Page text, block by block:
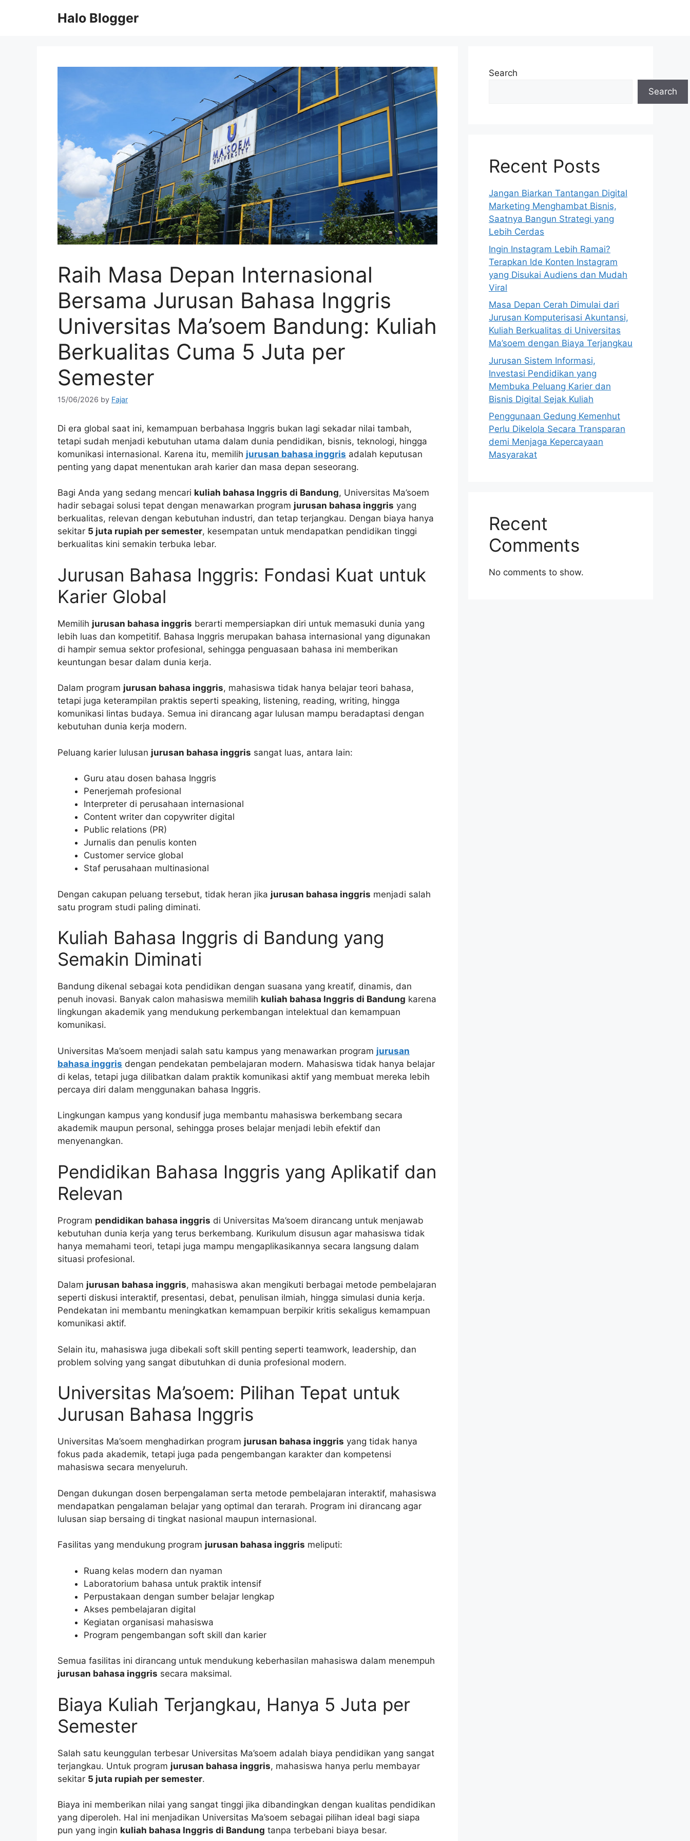
Halo Blogger
Raih Masa Depan Internasional
Bersama Jurusan Bahasa Inggris
Universitas Ma’soem Bandung: Kuliah
Berkualitas Cuma 5 Juta per
Semester
15/06/2026 by Fajar
Di era global saat ini, kemampuan berbahasa Inggris bukan lagi sekadar nilai tambah,
tetapi sudah menjadi kebutuhan utama dalam dunia pendidikan, bisnis, teknologi, hingga
komunikasi internasional. Karena itu, memilih jurusan bahasa inggris adalah keputusan
penting yang dapat menentukan arah karier dan masa depan seseorang.
Bagi Anda yang sedang mencari kuliah bahasa Inggris di Bandung, Universitas Ma’soem
hadir sebagai solusi tepat dengan menawarkan program jurusan bahasa inggris yang
berkualitas, relevan dengan kebutuhan industri, dan tetap terjangkau. Dengan biaya hanya
sekitar 5 juta rupiah per semester, kesempatan untuk mendapatkan pendidikan tinggi
berkualitas kini semakin terbuka lebar.
Jurusan Bahasa Inggris: Fondasi Kuat untuk
Karier Global
Memilih jurusan bahasa inggris berarti mempersiapkan diri untuk memasuki dunia yang
lebih luas dan kompetitif. Bahasa Inggris merupakan bahasa internasional yang digunakan
di hampir semua sektor profesional, sehingga penguasaan bahasa ini memberikan
keuntungan besar dalam dunia kerja.
Dalam program jurusan bahasa inggris, mahasiswa tidak hanya belajar teori bahasa,
tetapi juga keterampilan praktis seperti speaking, listening, reading, writing, hingga
komunikasi lintas budaya. Semua ini dirancang agar lulusan mampu beradaptasi dengan
kebutuhan dunia kerja modern.
Peluang karier lulusan jurusan bahasa inggris sangat luas, antara lain:
Guru atau dosen bahasa Inggris
Penerjemah profesional
Interpreter di perusahaan internasional
Content writer dan copywriter digital
Public relations (PR)
Jurnalis dan penulis konten
Customer service global
Staf perusahaan multinasional
Dengan cakupan peluang tersebut, tidak heran jika jurusan bahasa inggris menjadi salah
satu program studi paling diminati.
Kuliah Bahasa Inggris di Bandung yang
Semakin Diminati
Bandung dikenal sebagai kota pendidikan dengan suasana yang kreatif, dinamis, dan
penuh inovasi. Banyak calon mahasiswa memilih kuliah bahasa Inggris di Bandung karena
lingkungan akademik yang mendukung perkembangan intelektual dan kemampuan
komunikasi.
Universitas Ma’soem menjadi salah satu kampus yang menawarkan program jurusan
bahasa inggris dengan pendekatan pembelajaran modern. Mahasiswa tidak hanya belajar
di kelas, tetapi juga dilibatkan dalam praktik komunikasi aktif yang membuat mereka lebih
percaya diri dalam menggunakan bahasa Inggris.
Lingkungan kampus yang kondusif juga membantu mahasiswa berkembang secara
akademik maupun personal, sehingga proses belajar menjadi lebih efektif dan
menyenangkan.
Pendidikan Bahasa Inggris yang Aplikatif dan
Relevan
Program pendidikan bahasa inggris di Universitas Ma’soem dirancang untuk menjawab
kebutuhan dunia kerja yang terus berkembang. Kurikulum disusun agar mahasiswa tidak
hanya memahami teori, tetapi juga mampu mengaplikasikannya secara langsung dalam
situasi profesional.
Dalam jurusan bahasa inggris, mahasiswa akan mengikuti berbagai metode pembelajaran
seperti diskusi interaktif, presentasi, debat, penulisan ilmiah, hingga simulasi dunia kerja.
Pendekatan ini membantu meningkatkan kemampuan berpikir kritis sekaligus kemampuan
komunikasi aktif.
Selain itu, mahasiswa juga dibekali soft skill penting seperti teamwork, leadership, dan
problem solving yang sangat dibutuhkan di dunia profesional modern.
Universitas Ma’soem: Pilihan Tepat untuk
Jurusan Bahasa Inggris
Universitas Ma’soem menghadirkan program jurusan bahasa inggris yang tidak hanya
fokus pada akademik, tetapi juga pada pengembangan karakter dan kompetensi
mahasiswa secara menyeluruh.
Dengan dukungan dosen berpengalaman serta metode pembelajaran interaktif, mahasiswa
mendapatkan pengalaman belajar yang optimal dan terarah. Program ini dirancang agar
lulusan siap bersaing di tingkat nasional maupun internasional.
Fasilitas yang mendukung program jurusan bahasa inggris meliputi:
Ruang kelas modern dan nyaman
Laboratorium bahasa untuk praktik intensif
Perpustakaan dengan sumber belajar lengkap
Akses pembelajaran digital
Kegiatan organisasi mahasiswa
Program pengembangan soft skill dan karier
Semua fasilitas ini dirancang untuk mendukung keberhasilan mahasiswa dalam menempuh
jurusan bahasa inggris secara maksimal.
Biaya Kuliah Terjangkau, Hanya 5 Juta per
Semester
Salah satu keunggulan terbesar Universitas Ma’soem adalah biaya pendidikan yang sangat
terjangkau. Untuk program jurusan bahasa inggris, mahasiswa hanya perlu membayar
sekitar 5 juta rupiah per semester.
Biaya ini memberikan nilai yang sangat tinggi jika dibandingkan dengan kualitas pendidikan
yang diperoleh. Hal ini menjadikan Universitas Ma’soem sebagai pilihan ideal bagi siapa
pun yang ingin kuliah bahasa Inggris di Bandung tanpa terbebani biaya besar.
Search
Search
Recent Posts
Jangan Biarkan Tantangan Digital
Marketing Menghambat Bisnis,
Saatnya Bangun Strategi yang
Lebih Cerdas
Ingin Instagram Lebih Ramai?
Terapkan Ide Konten Instagram
yang Disukai Audiens dan Mudah
Viral
Masa Depan Cerah Dimulai dari
Jurusan Komputerisasi Akuntansi,
Kuliah Berkualitas di Universitas
Ma’soem dengan Biaya Terjangkau
Jurusan Sistem Informasi,
Investasi Pendidikan yang
Membuka Peluang Karier dan
Bisnis Digital Sejak Kuliah
Penggunaan Gedung Kemenhut
Perlu Dikelola Secara Transparan
demi Menjaga Kepercayaan
Masyarakat
Recent
Comments
No comments to show.